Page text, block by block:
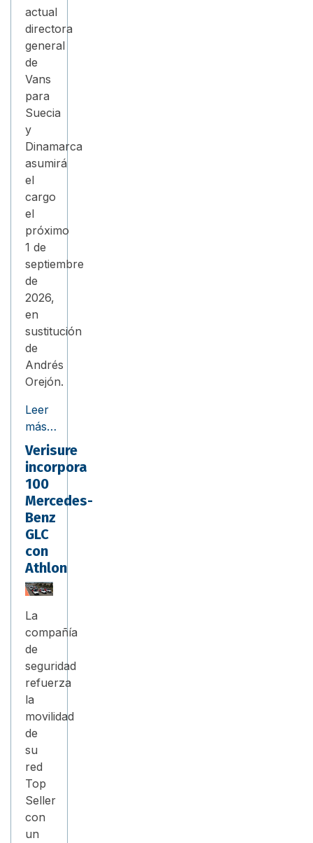
actual
directora
general
de
Vans
para
Suecia
y
Dinamarca
asumirá
el
cargo
el
próximo
1 de
septiembre
de
2026,
en
sustitución
de
Andrés
Orejón.
Leer
más…
Verisure
incorpora
100
Mercedes-
Benz
GLC
con
Athlon
La
compañía
de
seguridad
refuerza
la
movilidad
de
su
red
Top
Seller
con
un